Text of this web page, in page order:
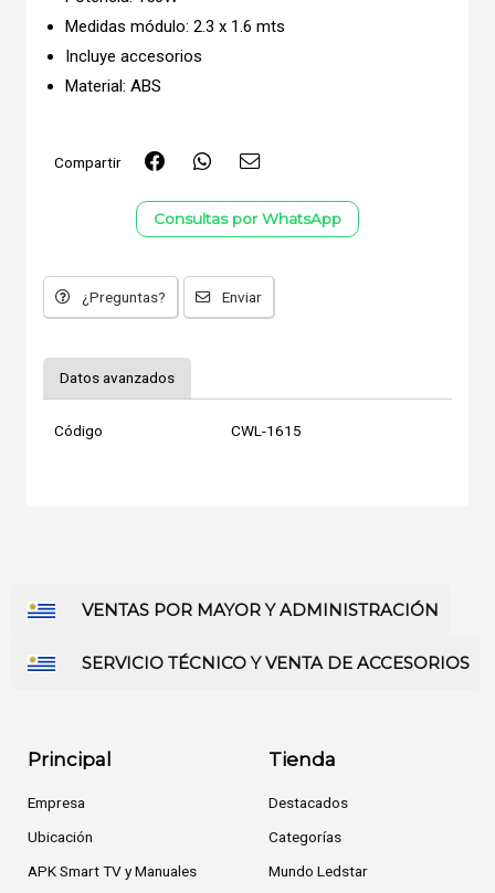
Medidas módulo: 2.3 x 1.6 mts
Incluye accesorios
Material: ABS
Compartir
Consultas por WhatsApp
¿Preguntas? Enviar
Datos avanzados
Código CWL-1615
VENTAS POR MAYOR Y ADMINISTRACIÓN
SERVICIO TÉCNICO Y VENTA DE ACCESORIOS
Principal
Empresa
Ubicación
APK Smart TV y Manuales
Tienda
Destacados
Categorías
Mundo Ledstar